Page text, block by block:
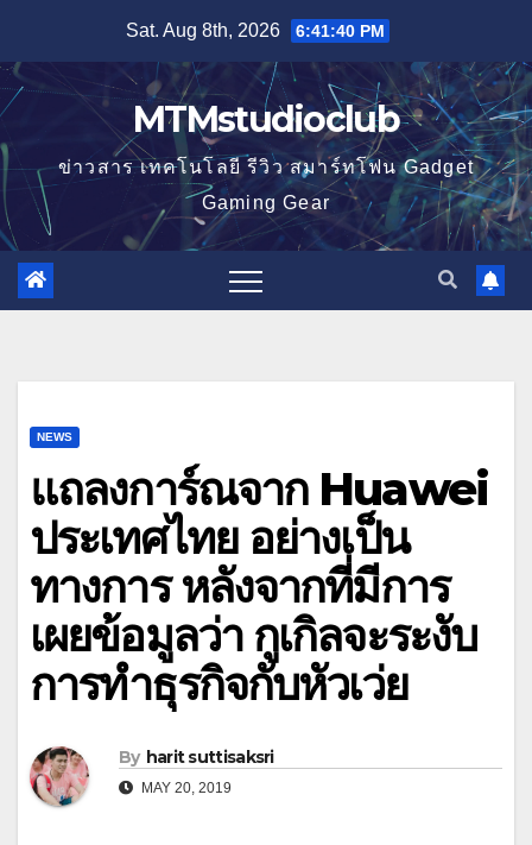
content
Sat. Aug 8th, 2026 6:41:41 PM
MTMstudioclub
ข่าวสาร เทคโนโลยี รีวิว สมาร์ทโฟน Gadget
Gaming Gear
NEWS
แถลงการ์ณจาก Huawei
ประเทศไทย อย่างเป็น
ทางการ หลังจากที่มีการ
เผยข้อมูลว่า กูเกิลจะระงับ
การทำธุรกิจกับหัวเว่ย
By harit suttisaksri
MAY 20, 2019